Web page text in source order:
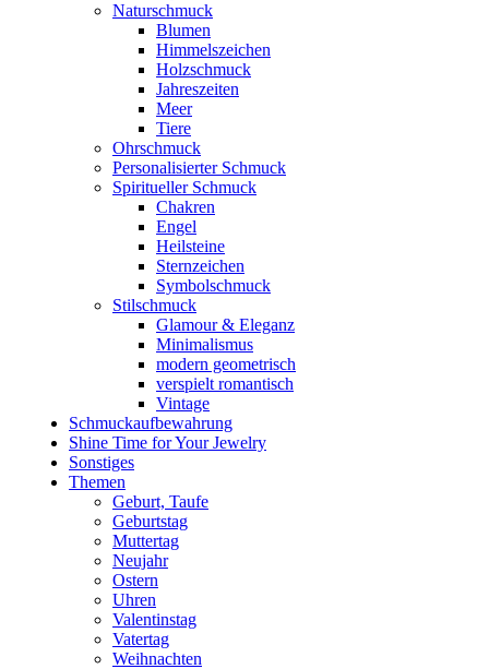
Naturschmuck
Blumen
Himmelszeichen
Holzschmuck
Jahreszeiten
Meer
Tiere
Ohrschmuck
Personalisierter Schmuck
Spiritueller Schmuck
Chakren
Engel
Heilsteine
Sternzeichen
Symbolschmuck
Stilschmuck
Glamour & Eleganz
Minimalismus
modern geometrisch
verspielt romantisch
Vintage
Schmuckaufbewahrung
Shine Time for Your Jewelry
Sonstiges
Themen
Geburt, Taufe
Geburtstag
Muttertag
Neujahr
Ostern
Uhren
Valentinstag
Vatertag
Weihnachten